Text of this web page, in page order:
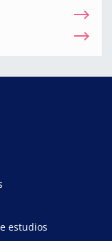
estudios